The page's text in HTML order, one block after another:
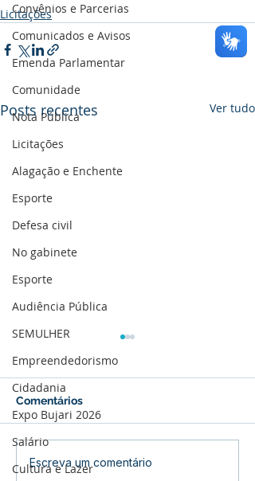
Convênios e Parcerias
Comunicados e Avisos
Emenda Parlamentar
Comunidade
Nota Pública
Licitações
Alagação e Enchente
Esporte
Defesa civil
No gabinete
Esporte
Audiência Pública
SEMULHER
Empreendedorismo
Cidadania
Expo Bujari 2026
Salário
Cultura e Lazer
Licitações
Posts recentes Ver tudo
Cotação de Preço -
Comentários
Escreva um comentário